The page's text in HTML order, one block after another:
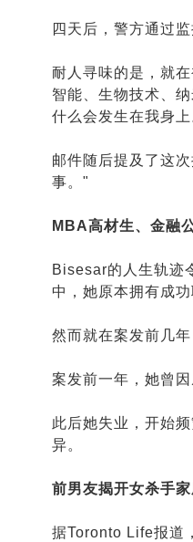
四天后，警方通过
耐人寻味的是，就
智能、生物技术、
什么会发生在我身
邮件随后提及了这
事。"
MBA高材生、金融
Bisesar的人生轨迹
中，她原本拥有成功
然而就在案发前几
案发前一年，她曾
此后她失业，开始
异。
前男友揭开女杀手
据Toronto Life报道